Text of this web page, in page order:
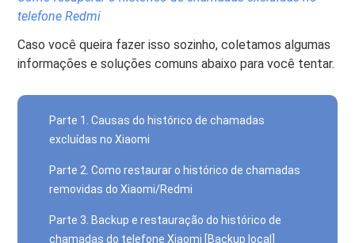
telefone Redmi
Caso você queira fazer isso sozinho, coletamos algumas
informações e soluções comuns abaixo para você tentar.
Parte 1. Causas do histórico de chamadas
excluídas no Xiaomi
Parte 2. Como restaurar o histórico de chamadas
removidas do Xiaomi/Redmi
Parte 3. Backup e restauração do histórico de
chamadas do telefone Xiaomi [Backup local]